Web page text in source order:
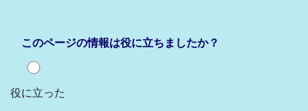
このページの情報は役に立ちましたか？
役に立った